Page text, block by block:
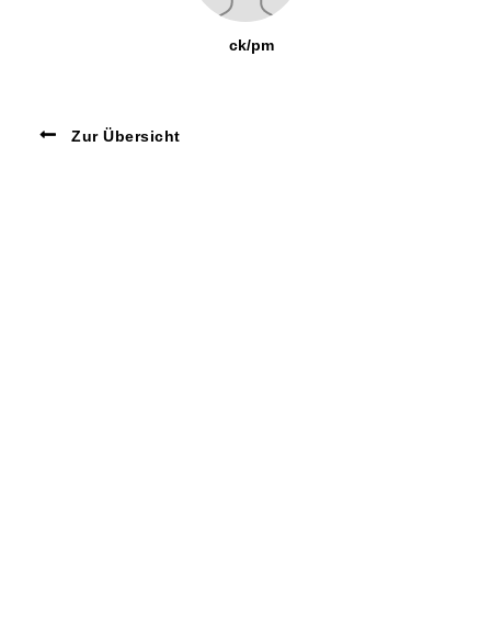
ck/pm
Zur Übersicht